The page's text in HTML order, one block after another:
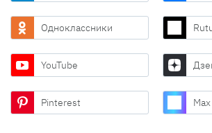
Одноклассники
YouTube
Pinterest Max